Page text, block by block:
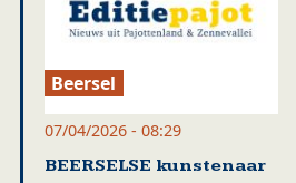
Beersel
07/04/2026 - 08:29
BEERSELSE kunstenaar